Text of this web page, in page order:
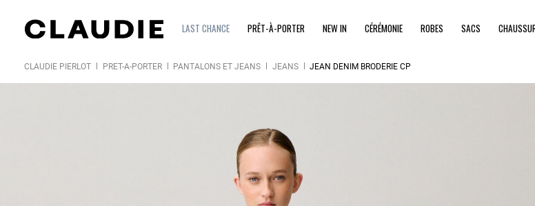
LAST CHANCE PRÊT-À-PORTER NEW IN CÉRÉMONIE ROBES SACS
CLAUDIE PIERLOT PRÊT-À-PORTER PANTALONS ET JEANS JEANS JEAN DENIM BRODERIE CP